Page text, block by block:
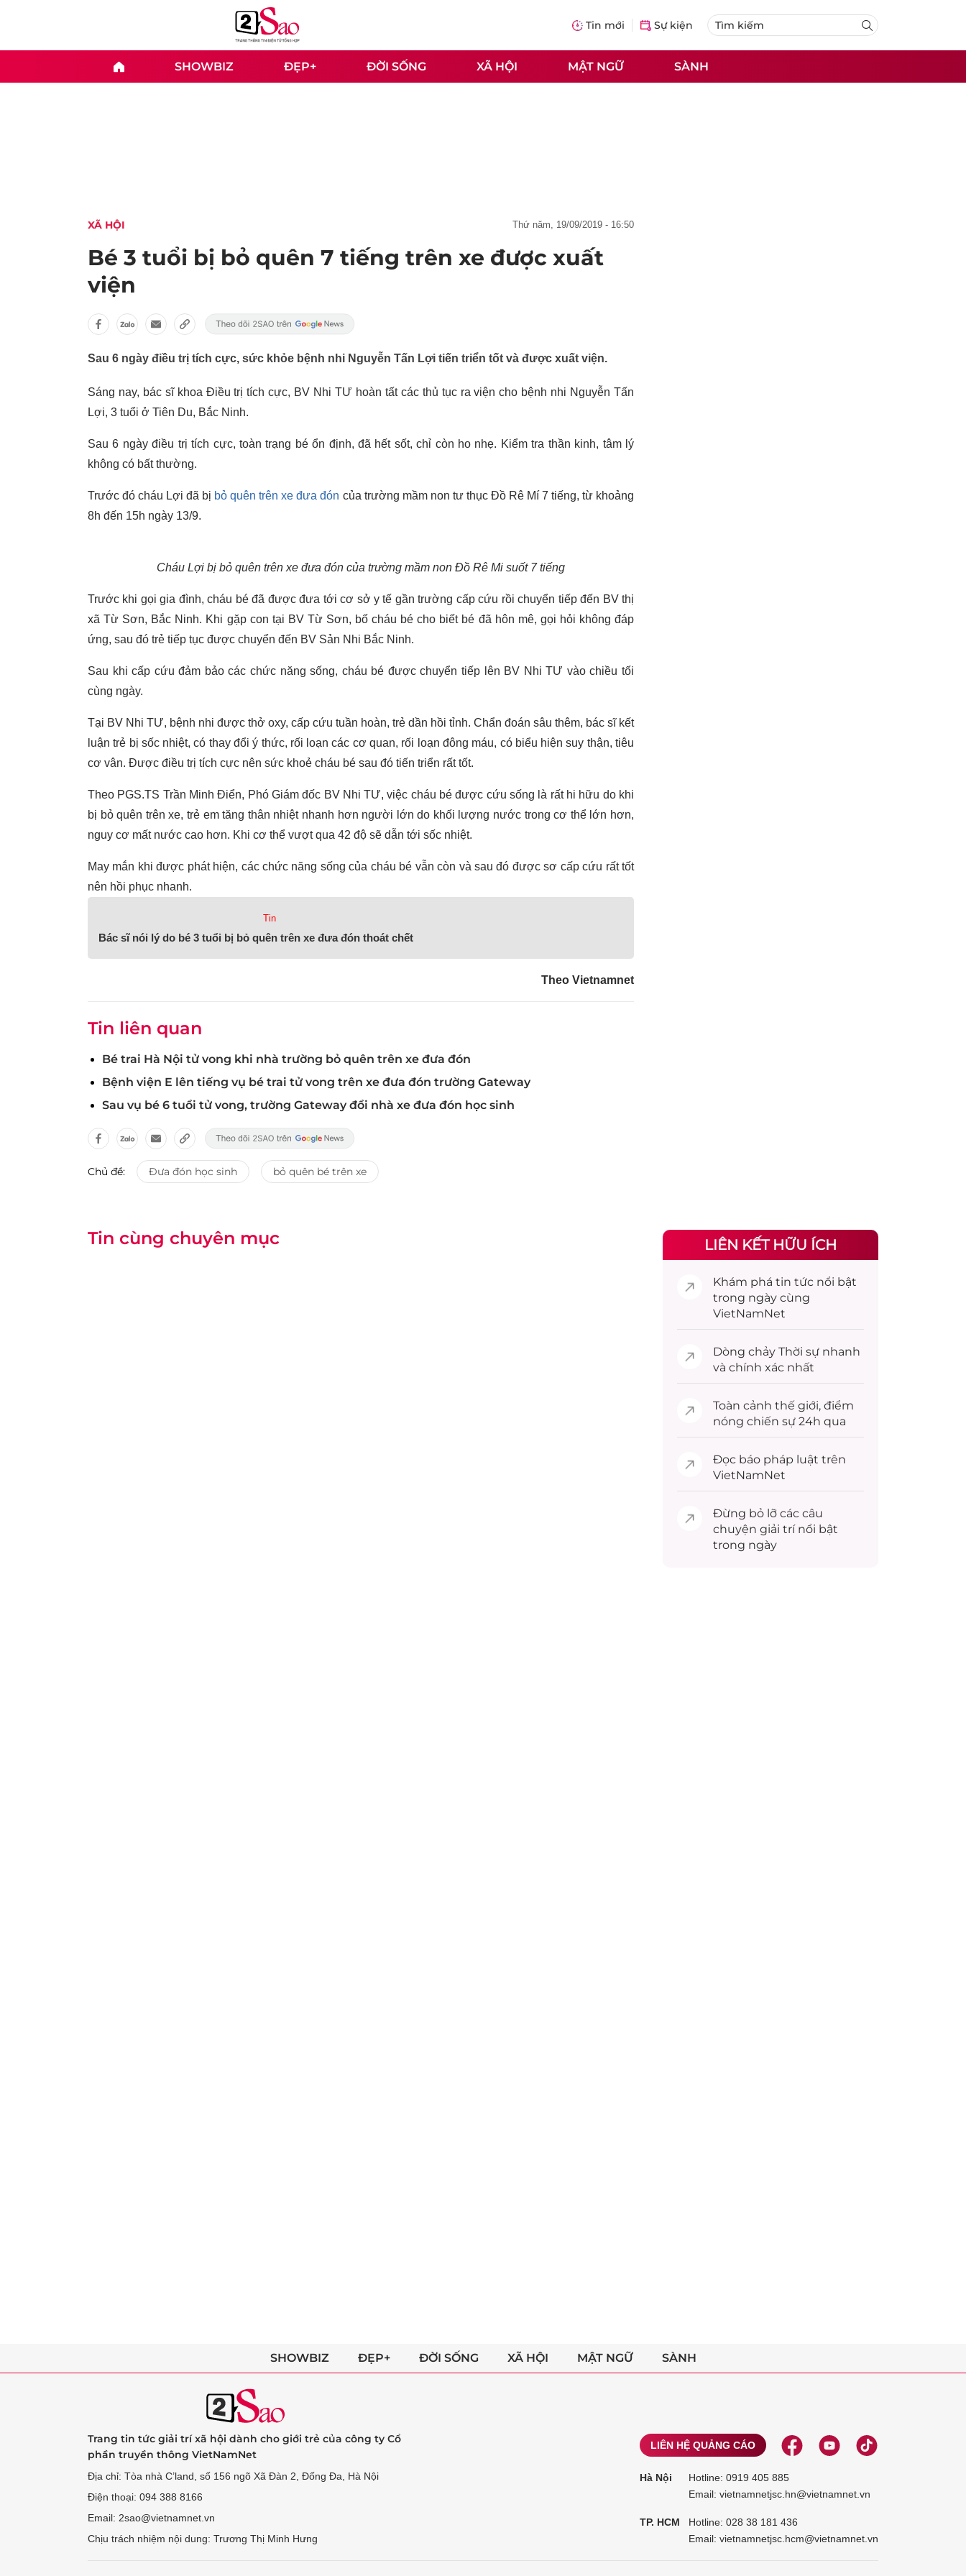
Tin mới Sự kiện
SHOWBIZ ĐẸP+ ĐỜI SỐNG XÃ HỘI MẬT NGỮ SÀNH
XÃ HỘI thứ năm, 19/09/2019 - 16:50
Bé 3 tuổi bị bỏ quên 7 tiếng trên xe được xuất
viện
Sau 6 ngày điều trị tích cực, sức khỏe bệnh nhi Nguyễn Tấn Lợi tiến triển tốt và được xuất viện.
Sáng nay, bác sĩ khoa Điều trị tích cực, BV Nhi TƯ hoàn tất các thủ tục ra viện cho bệnh nhi Nguyễn Tấn
Lợi, 3 tuổi ở Tiên Du, Bắc Ninh.
Sau 6 ngày điều trị tích cực, toàn trạng bé ổn định, đã hết sốt, chỉ còn ho nhẹ. Kiểm tra thần kinh, tâm lý
không có bất thường.
Trước đó cháu Lợi đã bị bỏ quên trên xe đưa đón của trường mầm non tư thục Đồ Rê Mí 7 tiếng, từ khoảng
8h đến 15h ngày 13/9.
Cháu Lợi bị bỏ quên trên xe đưa đón của trường mầm non Đồ Rê Mi suốt 7 tiếng
Trước khi gọi gia đình, cháu bé đã được đưa tới cơ sở y tế gần trường cấp cứu rồi chuyển tiếp đến BV thị
xã Từ Sơn, Bắc Ninh. Khi gặp con tại BV Từ Sơn, bố cháu bé cho biết bé đã hôn mê, gọi hỏi không đáp
ứng, sau đó trẻ tiếp tục được chuyển đến BV Sản Nhi Bắc Ninh.
Sau khi cấp cứu đảm bảo các chức năng sống, cháu bé được chuyển tiếp lên BV Nhi TƯ vào chiều tối
cùng ngày.
Tại BV Nhi TƯ, bệnh nhi được thở oxy, cấp cứu tuần hoàn, trẻ dần hồi tỉnh. Chẩn đoán sâu thêm, bác sĩ kết
luận trẻ bị sốc nhiệt, có thay đổi ý thức, rối loạn các cơ quan, rối loạn đông máu, có biểu hiện suy thận, tiêu
cơ vân. Được điều trị tích cực nên sức khoẻ cháu bé sau đó tiến triển rất tốt.
Theo PGS.TS Trần Minh Điển, Phó Giám đốc BV Nhi TƯ, việc cháu bé được cứu sống là rất hi hữu do khi
bị bỏ quên trên xe, trẻ em tăng thân nhiệt nhanh hơn người lớn do khối lượng nước trong cơ thể lớn hơn,
nguy cơ mất nước cao hơn. Khi cơ thể vượt qua 42 độ sẽ dẫn tới sốc nhiệt.
May mắn khi được phát hiện, các chức năng sống của cháu bé vẫn còn và sau đó được sơ cấp cứu rất tốt
nên hồi phục nhanh.
Tin
Bác sĩ nói lý do bé 3 tuổi bị bỏ quên trên xe đưa đón thoát chết
Theo Vietnamnet
Tin liên quan
Bé trai Hà Nội tử vong khi nhà trường bỏ quên trên xe đưa đón
Bệnh viện E lên tiếng vụ bé trai tử vong trên xe đưa đón trường Gateway
Sau vụ bé 6 tuổi tử vong, trường Gateway đổi nhà xe đưa đón học sinh
Chủ đề: Đưa đón học sinh bỏ quên bé trên xe
Tin cùng chuyên mục LIÊN KẾT HỮU ÍCH
Khám phá tin tức nổi bật
trong ngày cùng
VietNamNet
Dòng chảy Thời sự nhanh
và chính xác nhất
Toàn cảnh thế giới, điểm
nóng chiến sự 24h qua
Đọc báo pháp luật trên
VietNamNet
Đừng bỏ lỡ các câu
chuyện giải trínổi bật
trong ngày
SHOWBIZ ĐẸP+ ĐỜI SỐNG XÃ HỘI MẬT NGỮ SÀNH
Trang tin tức giải trí xã hội dành cho giới trẻ của công ty Cổ
phần truyền thông VietNamNet
Địa chỉ: Tòa nhà C’land, số 156 ngõ Xã Đàn 2, Đống Đa, Hà Nội
Điện thoại: 094 388 8166
Email: 2sao@vietnamnet.vn
Chịu trách nhiệm nội dung: Trương Thị Minh Hưng
LIÊN HỆ QUẢNG CÁO
Hà Nội Hotline: 0919 405 885
Email: vietnamnetjsc.hn@vietnamnet.vn
TP. HCM Hotline: 028 38 181 436
Email: vietnamnetjsc.hcm@vietnamnet.vn